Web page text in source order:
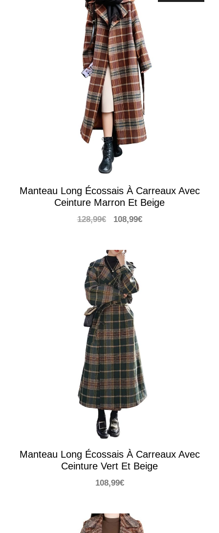
Manteau Long Écossais À Carreaux Avec
Ceinture Marron Et Beige
128,99€
Le
était :
128,99€.
108,99€Le
Manteau Long Écossais À Carreaux Avec
Ceinture Vert Et Beige
108,99€